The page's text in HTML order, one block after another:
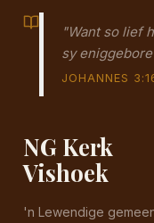
"Want so lief
sy
JOHANNES
NG Kerk
Vishoek
'n Lewendige